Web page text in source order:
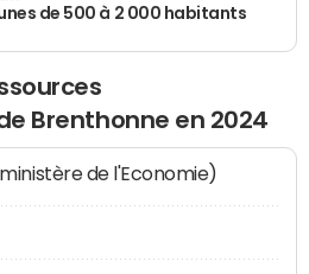
de 500 à 2 000 habitants
Brenthonne en 2024
de l'Economie)